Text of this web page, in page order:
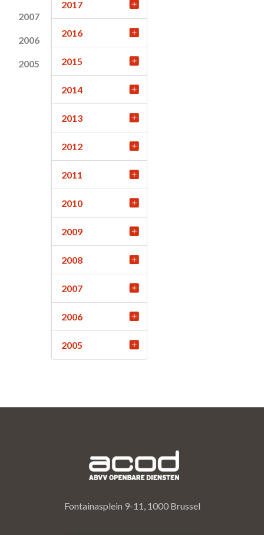
2007
2006
2005
2017
2016
2015
2014
2013
2012
2011
2010
2009
2008
2007
2006
2005
Fontainasplein 9-11, 1000 Brussel